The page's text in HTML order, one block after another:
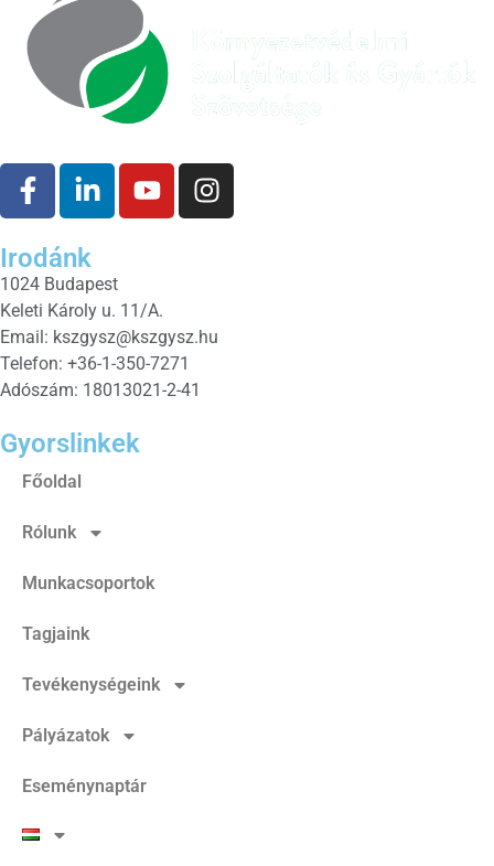
Irodánk
1024 Budapest
Keleti Károly u. 11/A.
Email: kszgysz@kszgysz.hu
Telefon: +36-1-350-7271
Adószám: 18013021-2-41
Gyorslinkek
Főoldal
Rólunk
Munkacsoportok
Tagjaink
Tevékenységeink
Pályázatok
Eseménynaptár